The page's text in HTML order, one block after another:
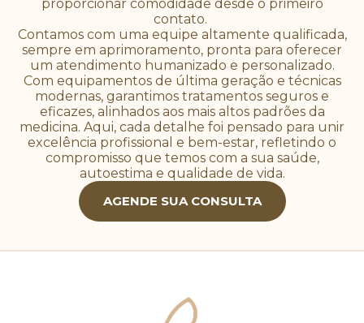
proporcionar comodidade desde o primeiro
contato.
Contamos com uma equipe altamente qualificada,
sempre em aprimoramento, pronta para oferecer
um atendimento humanizado e personalizado.
Com equipamentos de última geração e técnicas
modernas, garantimos tratamentos seguros e
eficazes, alinhados aos mais altos padrões da
medicina. Aqui, cada detalhe foi pensado para unir
excelência profissional e bem-estar, refletindo o
compromisso que temos com a sua saúde,
autoestima e qualidade de vida.
AGENDE SUA CONSULTA